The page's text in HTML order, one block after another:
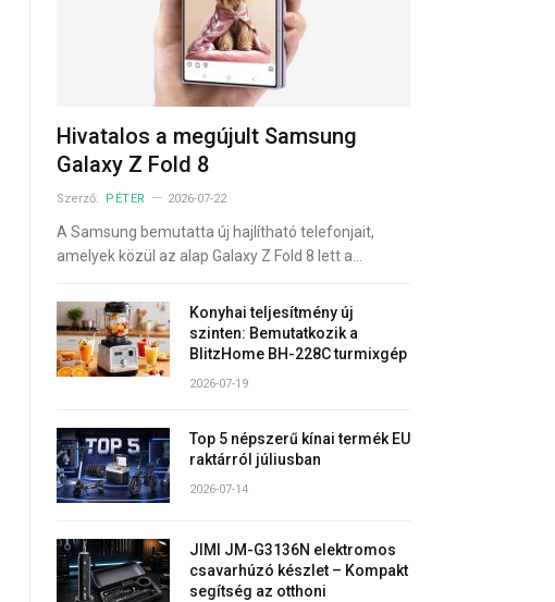
Hivatalos a megújult Samsung
Galaxy Z Fold 8
Szerző: PÉTER 2026-07-22
A Samsung bemutatta új hajlítható telefonjait,
amelyek közül az alap Galaxy Z Fold 8 lett a…
Konyhai teljesítmény új
szinten: Bemutatkozik a
BlitzHome BH-228C turmixgép
2026-07-19
Top 5 népszerű kínai termék EU
raktárról júliusban
2026-07-14
JIMI JM-G3136N elektromos
csavarhúzó készlet – Kompakt
segítség az otthoni